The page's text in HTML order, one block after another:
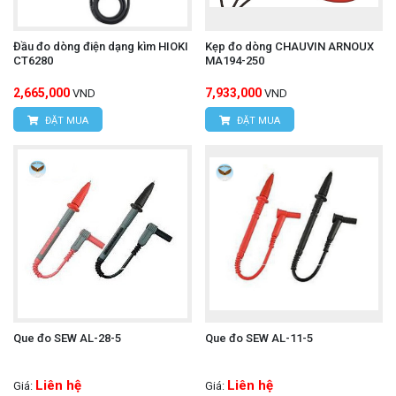
Các tiêu chuẩn này cho thấy dây đo phù hợp để
đo lường an toàn trong môi trường điện công
hơn (CAT II).
Dòng điện tối đa: 2 A.
Khả năng tương thích
HIOKI L9788-11 được thiết kế đặc biệt cho các
của Hioki, và một số thiết bị khác:
Hioki IR40XX series:
Đầu đo dòng điện dạng kìm HIOKI
CT6280
2,665,000 VND
ĐẶT MUA
Kẹp đo dòng CHAUVIN ARNOUX
MA194-250
7,933,000 VND
ĐẶT MUA
Que đo SEW AL-28-5
Giá: Liên hệ
Que đo SEW AL-11-5
Giá: Liên hệ